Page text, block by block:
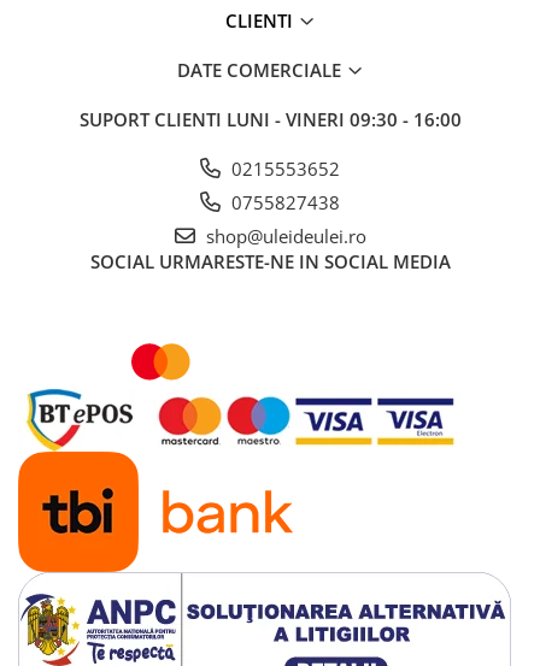
■ Ulei motor FUCHS
■ Ulei motor TOTAL
■ Ulei motor METABOND
■ Ulei motor MANNOL
■ Ulei motor KROON
■ Ulei motor KROSS
■ Ulei motor SELENIA
■ Ulei motor CYCLON
■ Ulei motor OEM
Ulei motor DACIA
Ulei motor RENAULT
CLIENTI
DATE COMERCIALE
SUPORT CLIENTI LUNI - VINERI 09:30 - 16:00
0215553652
0755827438
shop@uleideulei.ro
SOCIAL URMARESTE-NE IN SOCIAL MEDIA